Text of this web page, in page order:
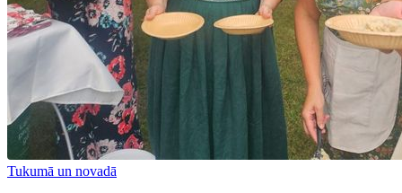
Tukumā un novadā